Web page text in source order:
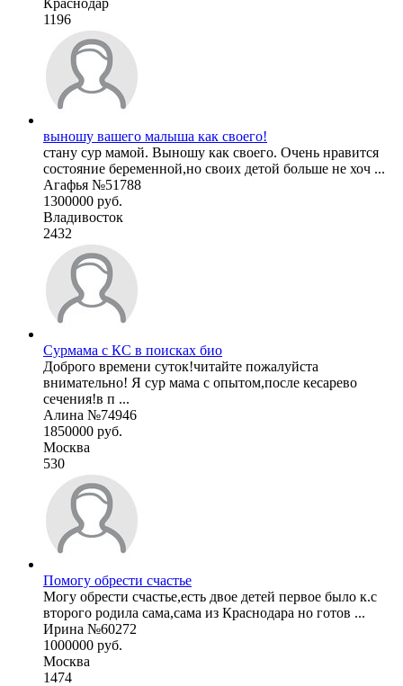
1196
выношу вашего малыша как своего!
стану сур мамой. Выношу как своего. Очень нравится
состояние беременной,но своих детой больше не хоч ...
Агафья №51788
1300000 руб.
Владивосток
2432
Сурмама с КС в поисках био
Доброго времени суток!читайте пожалуйста
внимательно! Я сур мама с опытом,после кесарево
сечения!в п ...
Алина №74946
1850000 руб.
Москва
530
Помогу обрести счастье
Могу обрести счастье,есть двое детей первое было к.с
второго родила сама,сама из Краснодара но готов ...
Ирина №60272
1000000 руб.
Москва
1474